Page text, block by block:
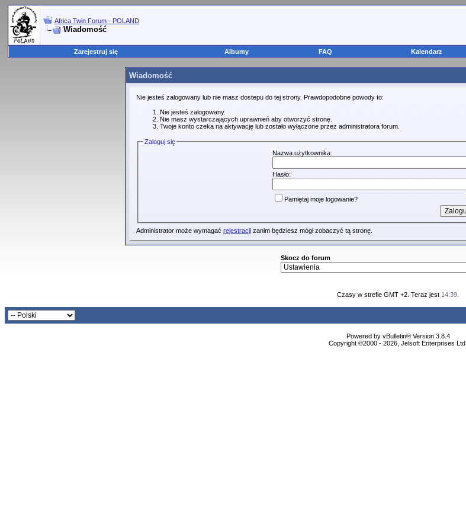
Africa Twin Forum - POLAND
Wiadomość
Zarejestruj się Albumy FAQ Kalendarz
Wiadomość
Nie jesteś zalogowany lub nie masz dostepu do tej strony. Prawdopodobne powody to:
Nie jesteś zalogowany.
Nie masz wystarczających uprawnień aby otworzyć stronę.
Twoje konto czeka na aktywację lub zostało wyłączone przez administratora forum.
Zaloguj się
Nazwa użytkownika:
Hasło:
Pamiętaj moje logowanie?
Administrator może wymagać rejestracji zanim będziesz mógł zobaczyć tą stronę.
Skocz do forum
Czasy w strefie GMT +2. Teraz jest 14:39
Powered by vBulletin® Version 3.8.4
Copyright ©2000 - 2026, Jelsoft Enterprises Ltd.